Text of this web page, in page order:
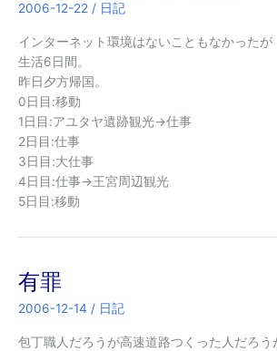
2006-12-22 / 日記
インターネット環境はないこともなかったが
生活6日間。
昨日夕方帰国。
0日目:移動
1日目:アユタヤ遺跡観光→仕事
2日目:仕事
3日目:大仕事
4日目:仕事→王宮周辺観光
5日目:移動
有罪
2006-12-14 / 日記
包丁職人だろうが高速道路つくった人だろう